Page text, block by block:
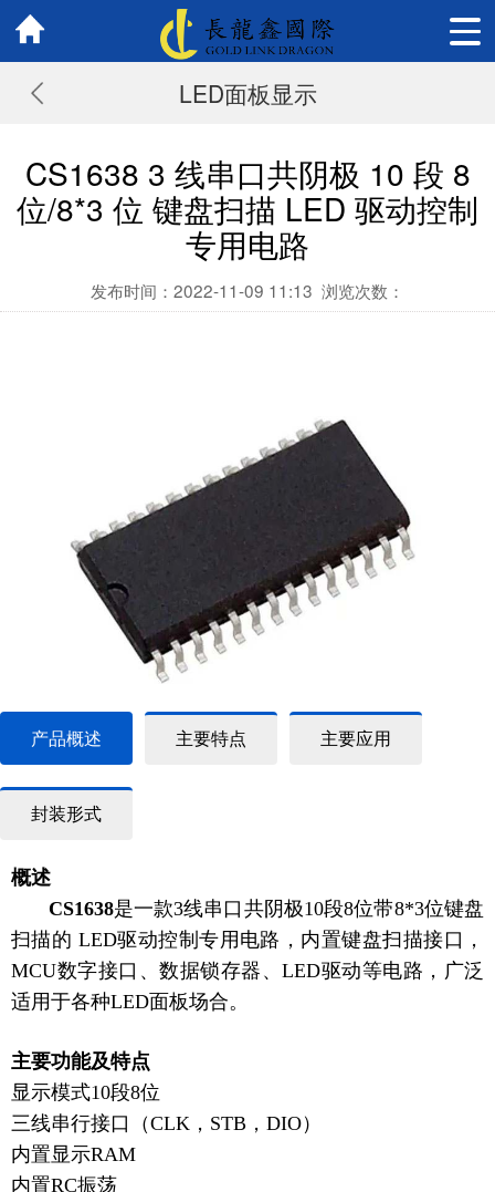
LED面板显示
CS1638 3 线串口共阴极 10 段 8
位/8*3 位 键盘扫描 LED 驱动控制
专用电路
发布时间：2022-11-09 11:13 浏览次数：
产品概述 主要特点 主要应用
封装形式
概述
CS1638是一款3线串口共阴极10段8位带8*3位键盘
扫描的 LED驱动控制专用电路，内置键盘扫描接口，
MCU数字接口、数据锁存器、LED驱动等电路，广泛
适用于各种LED面板场合。
主要功能及特点
显示模式10段8位
三线串行接口（CLK，STB，DIO）
内置显示RAM
内置RC振荡